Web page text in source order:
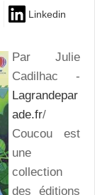
Linkedin
Par Julie
Cadilhac -
Lagrandepar
ade.fr/
Coucou est
une
collection
des éditions